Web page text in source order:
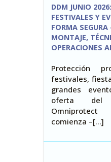
DDM JUNIO
FESTIVALES Y
FORMA
MONTAJE,
OPERACIONES
Protección
festivales,
grandes
oferta
comienza –[…]